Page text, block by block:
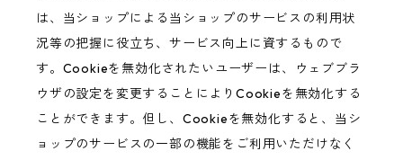
は、当ショップによる当ショップのサービスの利用状
況等の把握に役立ち、サービス向上に資するもので
す。Cookieを無効化されたいユーザーは、ウェブブラ
ウザの設定を変更することによりCookieを無効化する
ことができます。但し、Cookieを無効化すると、当シ
ョップのサービスの一部の機能をご利用いただけなく